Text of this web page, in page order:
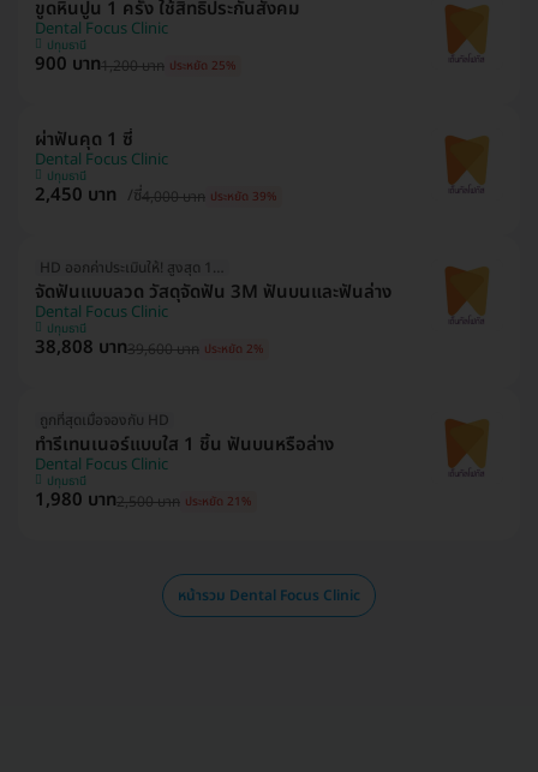
ขูดหินปูน 1 ครั้ง ใช้สิทธิประกันสังคม
Dental Focus Clinic
ปทุมธานี
900 บาท1,200 บาท ประหยัด 25%
ผ่าฟันคุด 1 ซี่
Dental Focus Clinic
ปทุมธานี
2,450 บาท /ซี่4,000 บาท ประหยัด 39%
HD ออกค่าประเมินให้! สูงสุด 1500 บ.
จัดฟันแบบลวด วัสดุจัดฟัน 3M ฟันบนและฟันล่าง
Dental Focus Clinic
ปทุมธานี
38,808 บาท39,600 บาท ประหยัด 2%
ถูกที่สุดเมื่อจองกับ HD
ทำรีเทนเนอร์แบบใส 1 ชิ้น ฟันบนหรือล่าง
Dental Focus Clinic
ปทุมธานี
1,980 บาท2,500 บาท ประหยัด 21%
หน้ารวม Dental Focus Clinic